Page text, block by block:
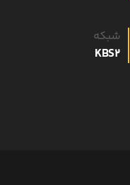
شبکه
KBS2